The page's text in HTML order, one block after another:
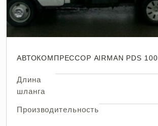
Аренда компрессоров Atlas Copco
молотками
Аренда компрессора с бетоноломами
Аренда промышленного компрессора
АВТОКОМПРЕССОР AIRMAN PDS 100
Длина
шланга
Производительность